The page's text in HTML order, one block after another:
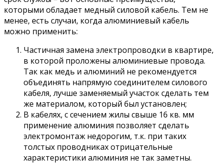
которыми обладает медный силовой кабель. Тем не
менее, есть случаи, когда алюминиевый кабель
можно применить:
Частичная замена электропроводки в квартире,
в которой проложены алюминиевые провода.
Так как медь и алюминий не рекомендуется
объединять напрямую соединителем силового
кабеля, лучше заменяемый участок сделать тем
же материалом, который был установлен;
В кабелях, с сечением жилы свыше 16 кв. мм
применение алюминия позволяет сделать
электромонтаж недорогим, т.к. при таких
толстых проводниках отрицательные
характеристики алюминия не так заметны.